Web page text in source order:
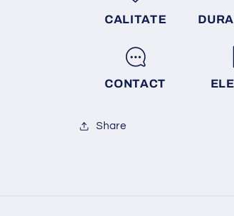
CALITATE
CONTACT
Share